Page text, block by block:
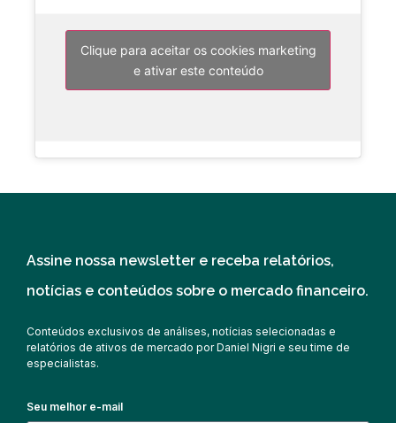
Clique para aceitar os cookies marketing
e ativar este conteúdo
Assine nossa newsletter e receba relatórios,
notícias e conteúdos sobre o mercado financeiro.
Conteúdos exclusivos de análises, notícias selecionadas e
relatórios de ativos de mercado por Daniel Nigri e seu time de
especialistas.
Seu melhor e-mail